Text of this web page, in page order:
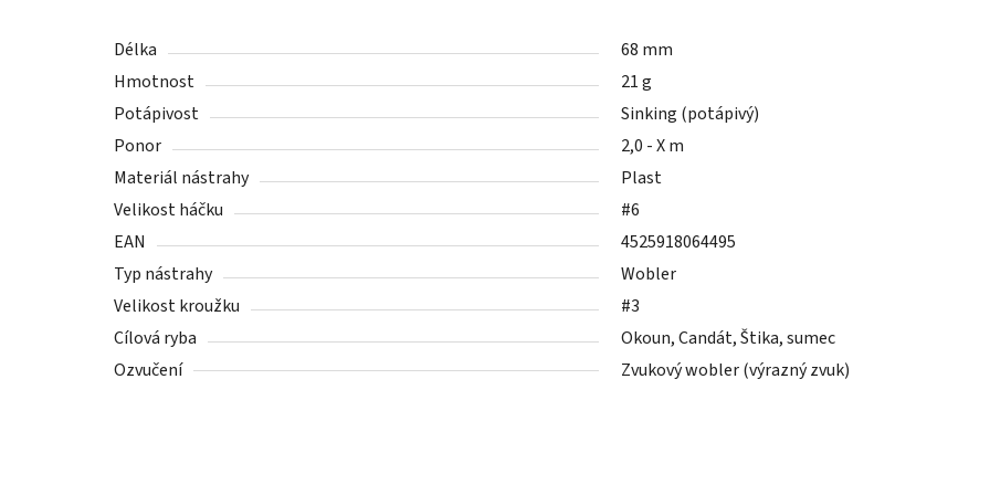
Délka
68 mm
Hmotnost
21 g
Potápivost
Sinking (potápivý)
Ponor
2,0 - X m
Materiál nástrahy
Plast
Velikost háčku
#6
EAN
4525918064495
Typ nástrahy
Wobler
Velikost kroužku
#3
Cílová ryba
Okoun, Candát, Štika, sumec
Ozvučení
Zvukový wobler (výrazný zvuk)